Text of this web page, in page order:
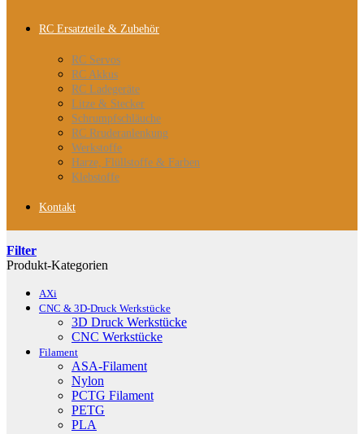
RC Ersatzteile & Zubehör
RC Servos
RC Akkus
RC Ladegeräte
Litze & Stecker
Schrumpfschläuche
RC Rruderanlenkung
Werkstoffe
Harze, Flüllstoffe & Farben
Klebstoffe
Kontakt
Filter
Produkt-Kategorien
AXi
CNC & 3D-Druck Werkstücke
3D Druck Werkstücke
CNC Werkstücke
Filament
ASA-Filament
Nylon
PCTG Filament
PETG
PLA